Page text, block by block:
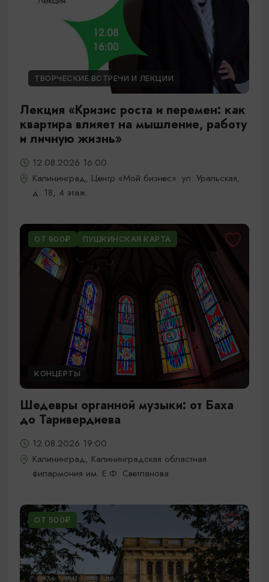
ТВОРЧЕСКИЕ ВСТРЕЧИ И ЛЕКЦИИ
Лекция «Кризис роста и перемен: как
квартира влияет на мышление, работу
и личную жизнь»
12.08.2026 16:00
Калининград, Центр «Мой бизнес»: ул. Уральская,
д. 18, 4 этаж.
ОТ 900₽ ПУШКИНСКАЯ КАРТА
КОНЦЕРТЫ
Шедевры органной музыки: от Баха
до Таривердиева
12.08.2026 19:00
Калининград, Калининградская областная
филармония им. Е.Ф. Светланова
ОТ 500₽